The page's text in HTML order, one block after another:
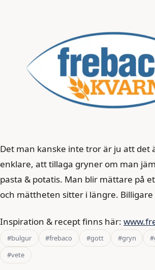
Det man kanske inte tror är ju att det
enklare, att tillaga gryner om man
pasta & potatis. Man blir mättare på
och mättheten sitter i längre.
Inspiration & recept finns här:
#bulgur #frebaco #gott #gryn
#vete